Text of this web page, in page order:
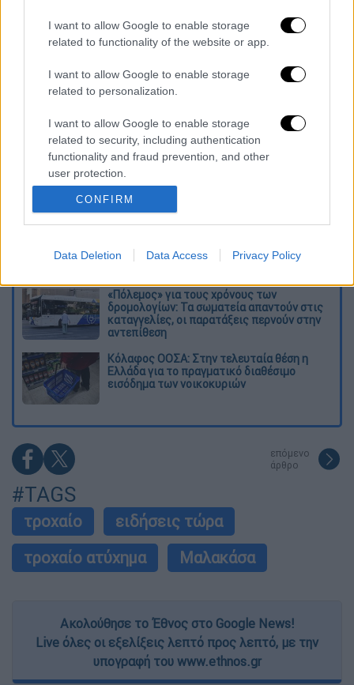
I want to allow Google to enable storage
related to functionality of the website or app.
I want to allow Google to enable storage
related to personalization.
I want to allow Google to enable storage
related to security, including authentication
functionality and fraud prevention, and other
user protection.
CONFIRM
Data Deletion Data Access Privacy Policy
καταχώρηση
Διαβάστε ακόμη
Δημιούργησαν με AI νέους ιούς μέσα σε
λίγες ώρες - Γιατί προβληματίζονται οι
επιστήμονες
Σαν το τρομακτικό It: 15χρονο ντυμένος
ηλικιωμένο - Τον κατέγραψε κάμερα
«Πόλεμος» για τους χρόνους των
δρομολογίων: Τα σωματεία απαντούν στις
καταγγελίες, οι παρατάξεις περνούν στην
αντεπίθεση
Κόλαφος ΟΟΣΑ: Στην τελευταία θέση η
Ελλάδα για το πραγματικό διαθέσιμο
εισόδημα των νοικοκυριών
επόμενο
άρθρο
#TAGS
τροχαίο
ειδήσεις τώρα
τροχαίο ατύχημα
Μαλακάσα
Ακολούθησε το Έθνος στο Google News!
Live όλες οι εξελίξεις λεπτό προς λεπτό, με την
υπογραφή του www.ethnos.gr